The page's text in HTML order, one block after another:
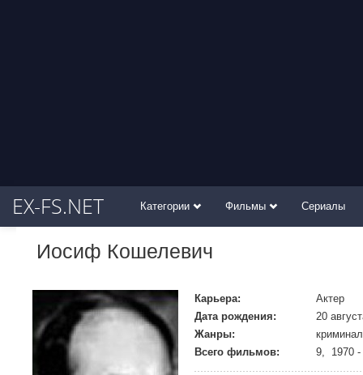
EX-FS.NET Категории Фильмы Сериалы
Иосиф Кошелевич
Карьера:
Актер
Дата рождения:
20
Жанры:
Всего фильмов:
9, 1970 -